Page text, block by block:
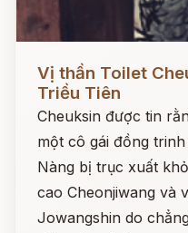
Đọc ngay
Vị thần Toilet
Triều Tiên
Cheuksin được tin
một cô gái đồng
Nàng bị trục xuất
cao Cheonjiwang và
Jowangshin do